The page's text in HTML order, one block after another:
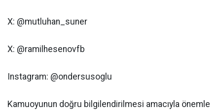
X: @mutluhan_suner
X: @ramilhesenovfb
Instagram: @ondersusoglu
Kamuoyunun doğru bilgilendirilmesi amacıyla önemle